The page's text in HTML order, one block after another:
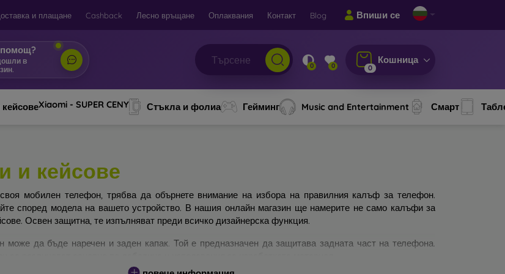
и плащане Cashback Лесно връщане Оплаквания Контакт Blog Впиши се
помощ?
в
0 0 0
Кошница
Xiaomi - SUPER CENY Стъкла и фолиа Гейминг Music and Entertainment Смарт
и кейсове
мобилен телефон, трябва да обърнете внимание на избора на правилния калъф за телефон.
според модела на вашето устройство. В нашия онлайн магазин ще намерите не само калъфи за
Освен защитна, те изпълняват преди всичко дизайнерска функция.
може да бъде наречен и заден капак. Той е предназначен да защитава задната част на телефона.